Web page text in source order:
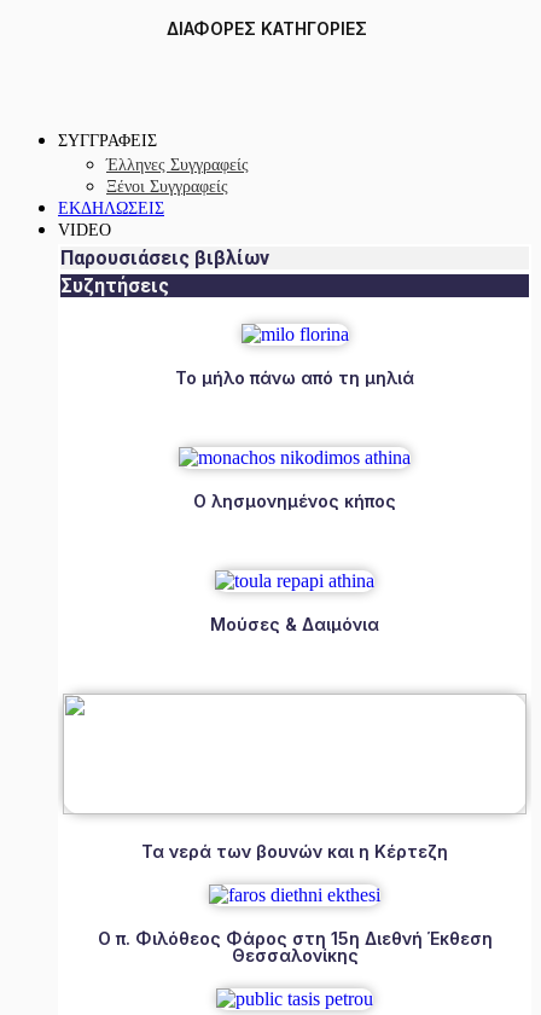
ΔΙΑΦΟΡΕΣ ΚΑΤΗΓΟΡΙΕΣ
ΣΥΓΓΡΑΦΕΙΣ
Έλληνες Συγγραφείς
Ξένοι Συγγραφείς
ΕΚΔΗΛΩΣΕΙΣ
VIDEO
Παρουσιάσεις βιβλίων
Συζητήσεις
Το μήλο πάνω από τη μηλιά
Ο λησμονημένος κήπος
Μούσες & Δαιμόνια
Τα νερά των βουνών και η Κέρτεζη
Ο π. Φιλόθεος Φάρος στη 15η Διεθνή Έκθεση
Θεσσαλονίκης